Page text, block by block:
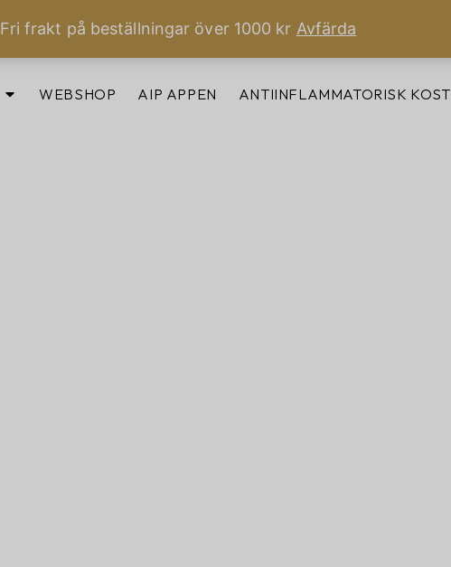
Fri frakt på beställningar över 1000 kr Avfärda
WEBSHOP AIP APPEN ANTIINFLAMMATORISK KOST